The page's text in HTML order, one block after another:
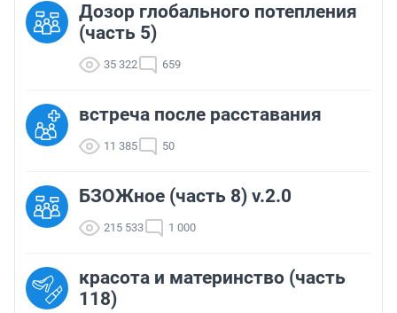
Дозор глобального потепления
(часть 5)
35 322 659
встреча после расставания
11 385 50
БЗОЖное (часть 8) v.2.0
215 533 1 000
красота и материнство (часть
118)